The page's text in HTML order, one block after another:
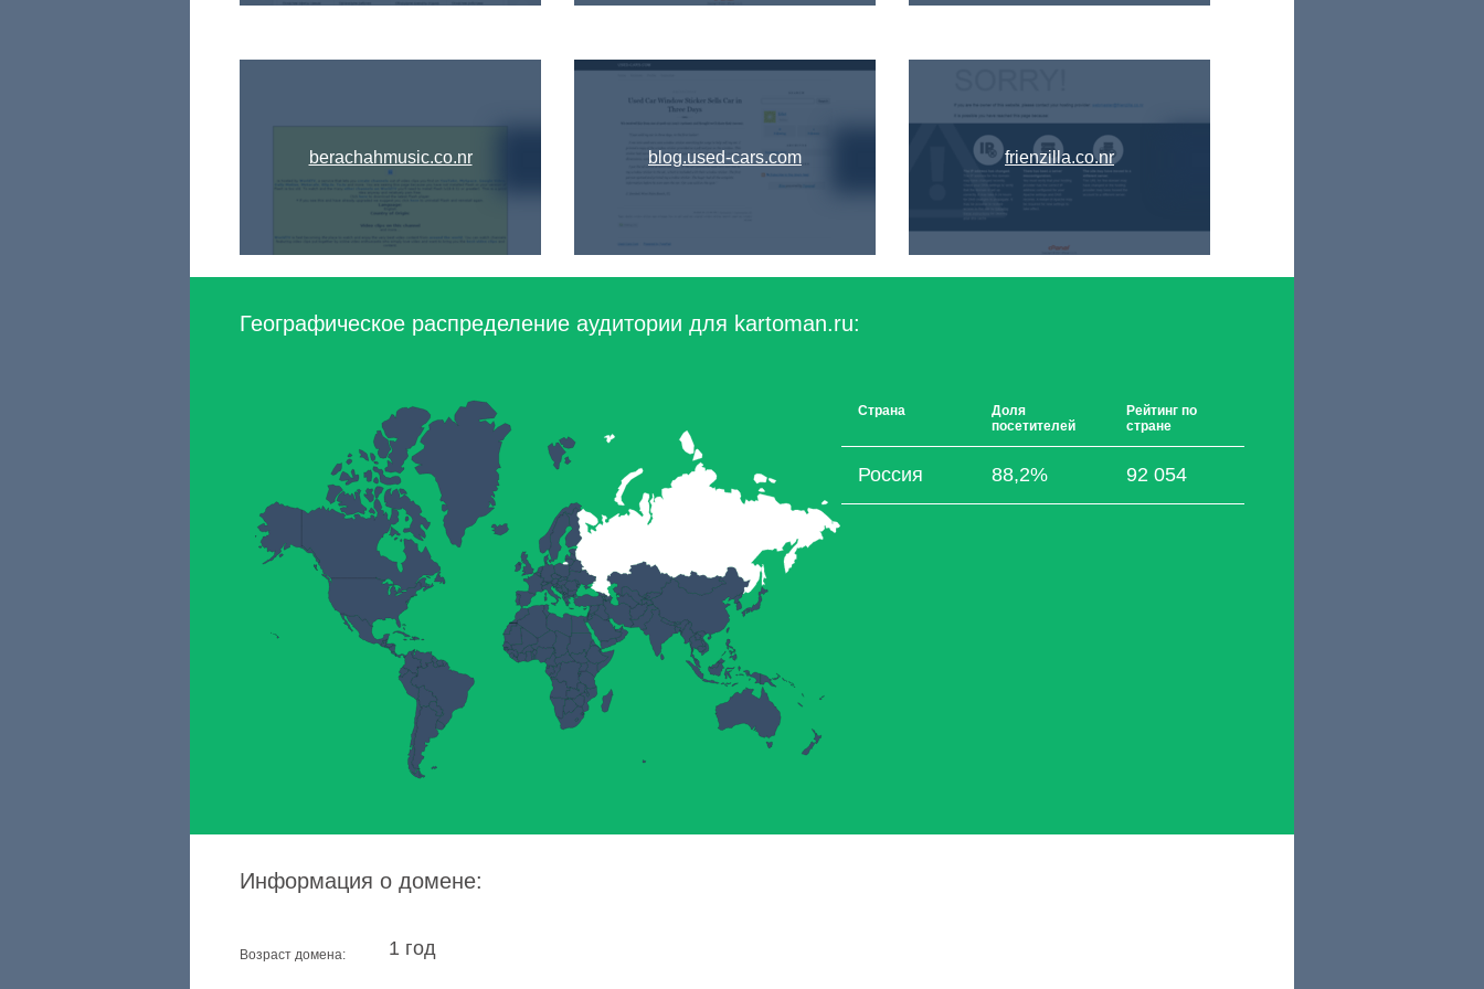
berachahmusic.co.nr blog.used-cars.com frienzilla.co.nr
Географическое распределение аудитории для kartoman.ru:
Страна
Доля
посетителей
Рейтинг по
стране
Россия 88,2% 92 054
Информация о домене:
Возраст домена: 1 год